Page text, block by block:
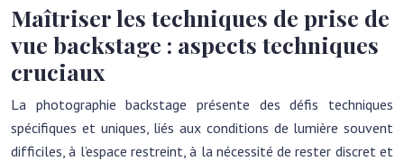
Maîtriser les techniques de prise de
vue backstage : aspects techniques
cruciaux
La photographie backstage présente des défis techniques
spécifiques et uniques, liés aux conditions de lumière souvent
difficiles, à l’espace restreint, à la nécessité de rester discret et